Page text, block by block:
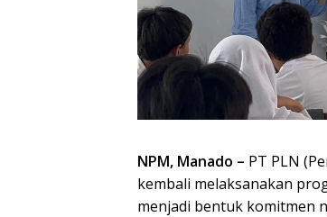
NPM, Manado – PT PLN
kembali melaksanakan
menjadi bentuk komitmen